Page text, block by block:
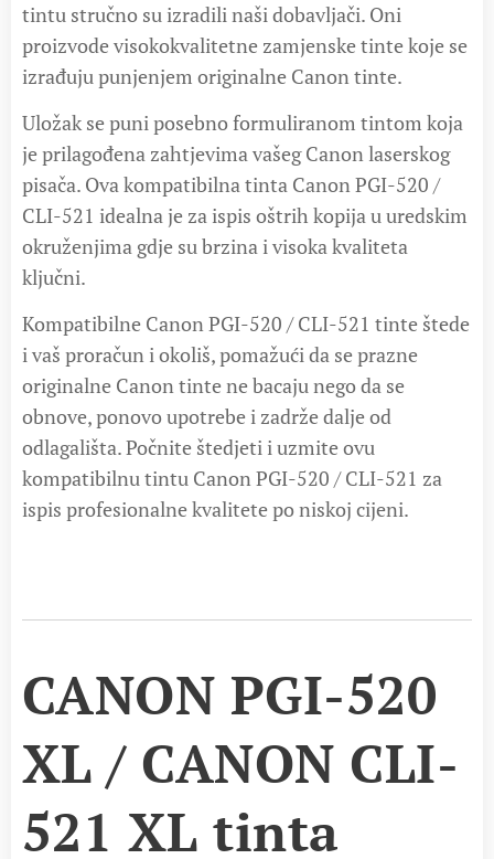
tintu stručno su izradili naši dobavljači. Oni
proizvode visokokvalitetne zamjenske tinte koje se
izrađuju punjenjem originalne Canon tinte.
Uložak se puni posebno formuliranom tintom koja
je prilagođena zahtjevima vašeg Canon laserskog
pisača. Ova kompatibilna tinta Canon PGI-520 /
CLI-521 idealna je za ispis oštrih kopija u uredskim
okruženjima gdje su brzina i visoka kvaliteta
ključni.
Kompatibilne Canon PGI-520 / CLI-521 tinte štede
i vaš proračun i okoliš, pomažući da se prazne
originalne Canon tinte ne bacaju nego da se
obnove, ponovo upotrebe i zadrže dalje od
odlagališta. Počnite štedjeti i uzmite ovu
kompatibilnu tintu Canon PGI-520 / CLI-521 za
ispis profesionalne kvalitete po niskoj cijeni.
CANON PGI-520
XL / CANON CLI-
521 XL tinta